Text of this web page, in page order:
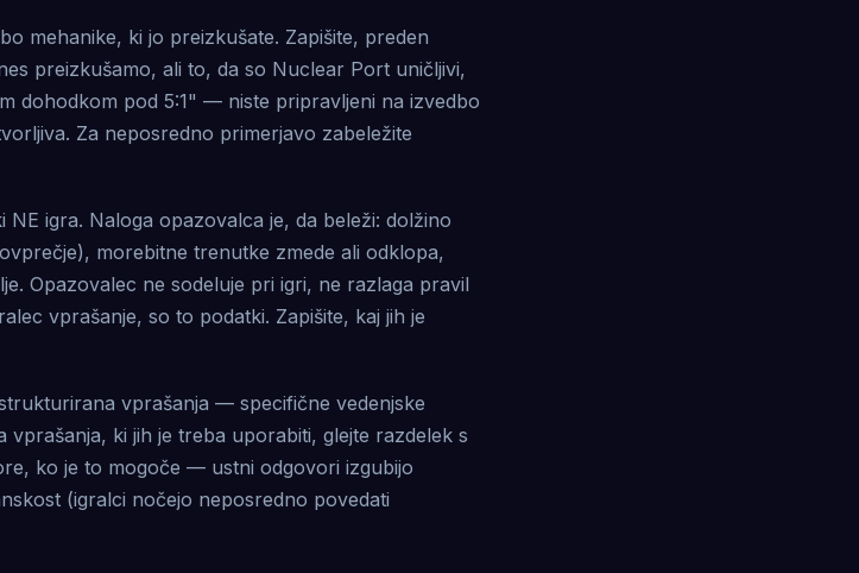
mehanike, ki jo preizkušate. Zapišite, preden
preizkušamo, ali to, da so Nuclear Port uničljivi,
dohodkom pod 5:1" — niste pripravljeni na izvedbo
Za neposredno primerjavo zabeležite
NE igra. Naloga opazovalca je, da beleži: dolžino
morebitne trenutke zmede ali odklopa,
Opazovalec ne sodeluje pri igri, ne razlaga pravil
vprašanje, so to podatki. Zapišite, kaj jih je
vprašanja — specifične vedenjske
ki jih je treba uporabiti, glejte razdelek s
ko je to mogoče — ustni odgovori izgubijo
(igralci nočejo neposredno povedati